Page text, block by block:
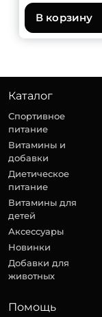
В корзину
Каталог
Спортивное
питание
Витамины и
добавки
Диетическое
питание
Витамины для
детей
Аксессуары
Новинки
Добавки для
животных
Помощь